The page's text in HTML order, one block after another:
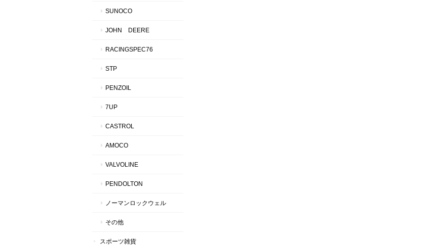
SUNOCO
JOHN DEERE
RACINGSPEC76
STP
PENZOIL
7UP
CASTROL
AMOCO
VALVOLINE
PENDOLTON
ノーマンロックウェル
その他
スポーツ雑貨